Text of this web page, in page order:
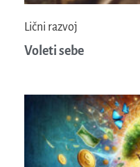
Lični razvoj
Voleti sebe